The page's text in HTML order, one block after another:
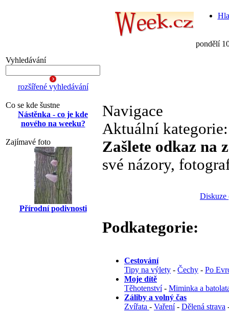
pondělí
Vyhledávání
rozšířené vyhledávání
Co se kde šustne
Nástěnka - co je kde
nového na weeku?
Zajímavé foto
Přírodní podivnosti
Navigace
Aktuální
Zašlete odkaz na
své názory,
Diskuze
Podkategorie:
Cestování
Tipy na výlety - Čechy - Po
Moje dítě
Těhotenství- Miminka a
Záliby a volný čas
Zvířata - Vaření- Dělená strava